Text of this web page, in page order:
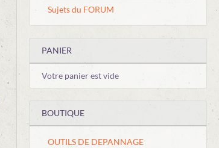
Sujets du FORUM
PANIER
Votre panier est vide
BOUTIQUE
OUTILS DE DEPANNAGE